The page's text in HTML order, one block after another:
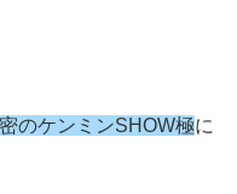
のケンミンSHOW極に